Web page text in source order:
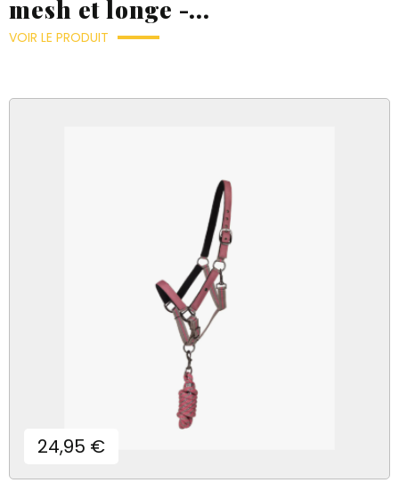
((cancelText))
((cancelText))
((cancelText))
mesh et longe -...
VOIR LE PRODUIT
Prix
24,95 €